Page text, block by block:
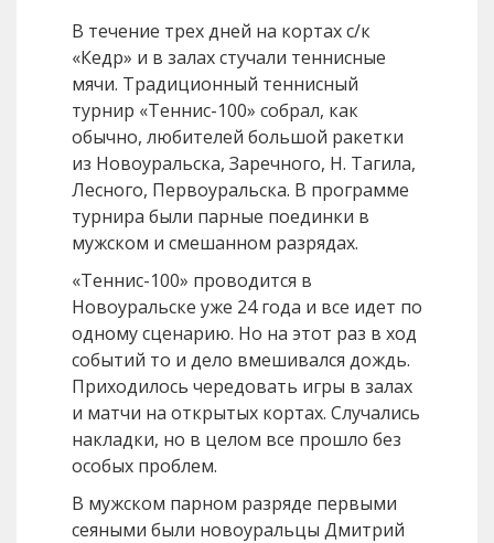
В течение трех дней на кортах с/к
«Кедр» и в залах стучали теннисные
мячи. Традиционный теннисный
турнир «Теннис-100» собрал, как
обычно, любителей большой ракетки
из Новоуральска, Заречного, Н. Тагила,
Лесного, Первоуральска. В программе
турнира были парные поединки в
мужском и смешанном разрядах.
«Теннис-100» проводится в
Новоуральске уже 24 года и все идет по
одному сценарию. Но на этот раз в ход
событий то и дело вмешивался дождь.
Приходилось чередовать игры в залах
и матчи на открытых кортах. Случались
накладки, но в целом все прошло без
особых проблем.
В мужском парном разряде первыми
сеяными были новоуральцы Дмитрий